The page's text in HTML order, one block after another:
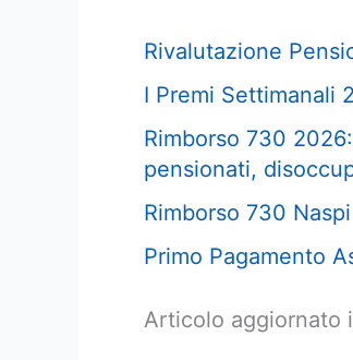
Rivalutazione
I Premi Settimanali
Rimborso 730
pensionati,
Rimborso 730
Primo Pagamento
Articolo aggiornato